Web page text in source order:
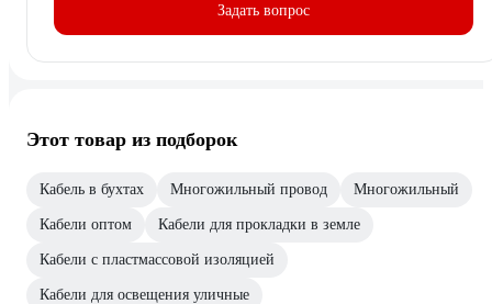
Задать вопрос
Этот товар из подборок
Кабель в бухтах Многожильный провод Многожильный
Кабели оптом Кабели для прокладки в земле
Кабели с пластмассовой изоляцией
Кабели для освещения уличные